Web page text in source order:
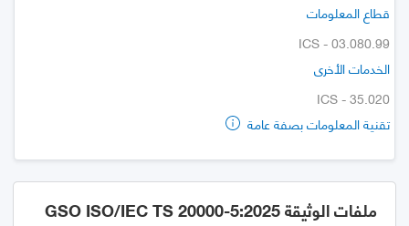
قطاع المعلومات
ICS - 03.080.99
الخدمات الأخرى
ICS - 35.020
تقنية المعلومات بصفة عامة
ملفات الوثيقة GSO ISO/IEC TS 20000-5:2025